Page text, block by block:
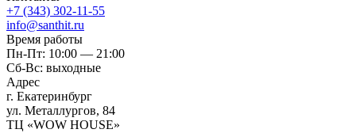
+7 (343) 302-11-55
info@santhit.ru
Время работы
Пн-Пт: 10:00 — 21:00
Сб-Вс: выходные
Адрес
г. Екатеринбург
ул. Металлургов, 84
ТЦ «WOW HOUSE»